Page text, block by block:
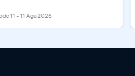
11 - 11 Agu 2026